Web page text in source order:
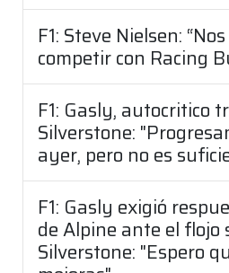
F1: Steve Nielsen:
competir con Racing
F1: Gasly, autocritico
Silverstone:
ayer, pero no es
F1: Gasly exigió
de Alpine ante el flojo
Silverstone: "Espero